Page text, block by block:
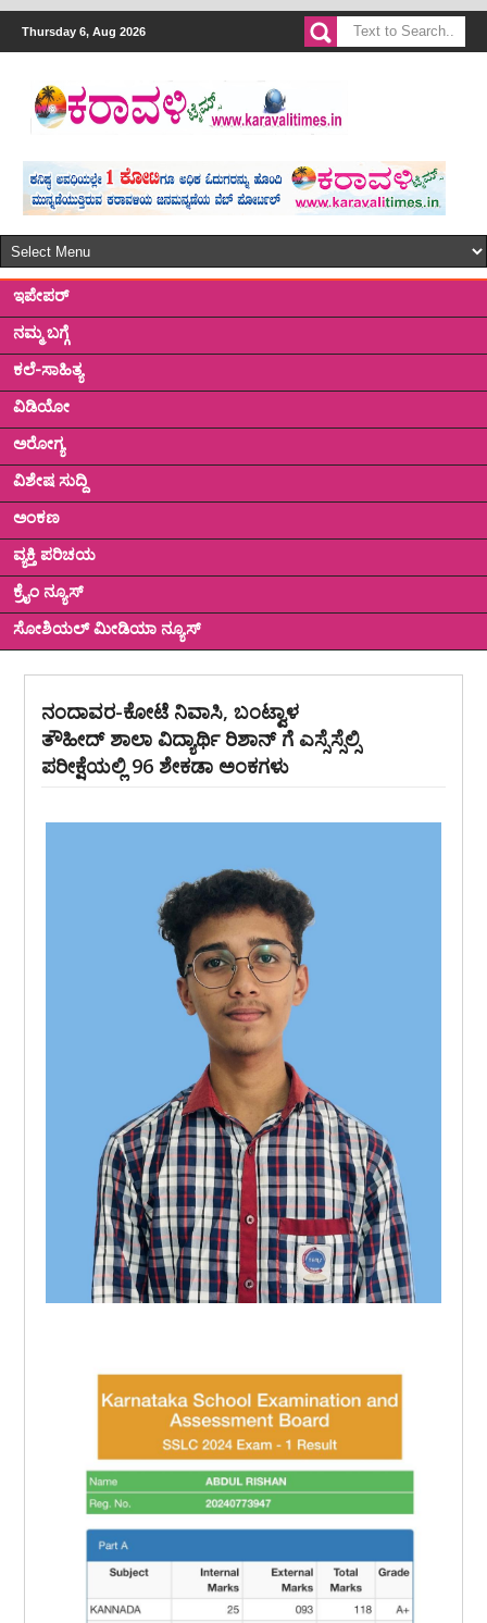
Thursday 6, Aug 2026
ಇಪೇಪರ್
ನಮ್ಮ ಬಗ್ಗೆ
ಕಲೆ-ಸಾಹಿತ್ಯ
ವಿಡಿಯೋ
ಅರೋಗ್ಯ
ವಿಶೇಷ ಸುದ್ದಿ
ಅಂಕಣ
ವ್ಯಕ್ತಿ ಪರಿಚಯ
ಕ್ರೈಂ ನ್ಯೂಸ್
ಸೋಶಿಯಲ್ ಮೀಡಿಯಾ ನ್ಯೂಸ್
ನಂದಾವರ-ಕೋಟೆ ನಿವಾಸಿ, ಬಂಟ್ವಾಳ
ತೌಹೀದ್ ಶಾಲಾ ವಿದ್ಯಾರ್ಥಿ ರಿಶಾನ್ ಗೆ ಎಸ್ಸೆಸ್ಸೆಲ್ಸಿ
ಪರೀಕ್ಷೆಯಲ್ಲಿ 96 ಶೇಕಡಾ ಅಂಕಗಳು